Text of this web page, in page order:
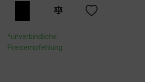
*unverbindliche
Preisempfehlung